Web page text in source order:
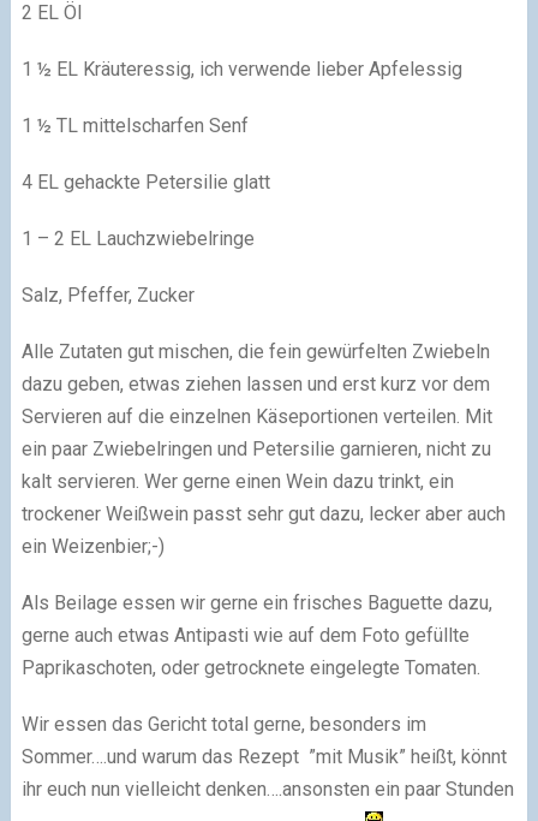
2 EL Öl
1 ½ EL Kräuteressig, ich verwende lieber Apfelessig
1 ½ TL mittelscharfen Senf
4 EL gehackte Petersilie glatt
1 – 2 EL Lauchzwiebelringe
Salz, Pfeffer, Zucker
Alle Zutaten gut mischen, die fein gewürfelten Zwiebeln
dazu geben, etwas ziehen lassen und erst kurz vor dem
Servieren auf die einzelnen Käseportionen verteilen. Mit
ein paar Zwiebelringen und Petersilie garnieren, nicht zu
kalt servieren. Wer gerne einen Wein dazu trinkt, ein
trockener Weißwein passt sehr gut dazu, lecker aber auch
ein Weizenbier;-)
Als Beilage essen wir gerne ein frisches Baguette dazu,
gerne auch etwas Antipasti wie auf dem Foto gefüllte
Paprikaschoten, oder getrocknete eingelegte Tomaten.
Wir essen das Gericht total gerne, besonders im
Sommer….und warum das Rezept ”mit Musik” heißt, könnt
ihr euch nun vielleicht denken….ansonsten ein paar Stunden